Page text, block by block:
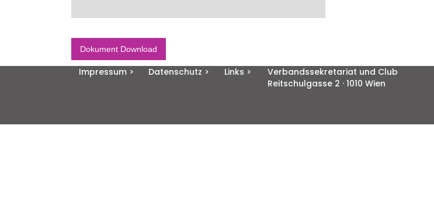
Dokument Download
Impressum > Datenschutz > Links >
Verbandssekretariat und Club
Reitschulgasse 2 · 1010 Wien